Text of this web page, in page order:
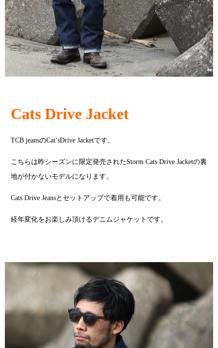
Cats Drive Jacket
TCB jeansのCat’sDrive Jacketです。
こちらは昨シーズンに限定発売されたStorm Cats Drive Jacketの裏
地が付かないモデルになります。
Cats Drive Jeansとセットアップで着用も可能です。
経年変化をお楽しみ頂けるデニムジャケットです。